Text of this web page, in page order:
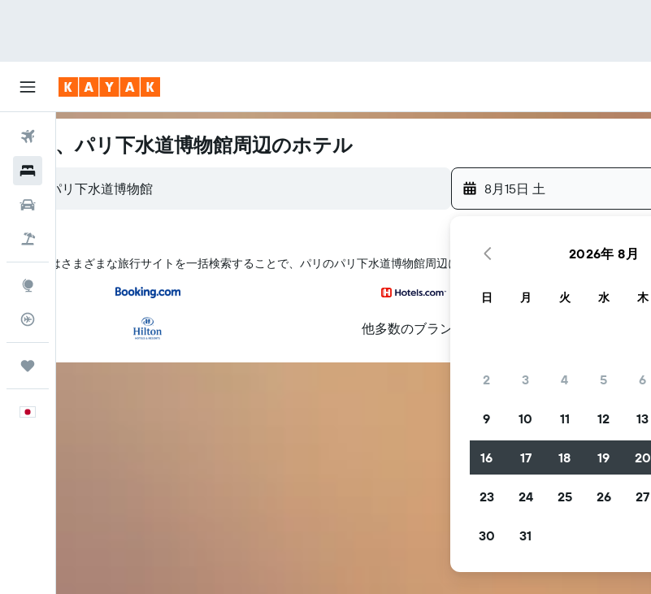
航空券
フライトトラッカー
Trips
パリ、パリ下水道博物館周辺のホテル
8月15日 土
KAYAK はさまざまな旅行サイトを一括検索することで、パリ​のパリ下水道博物館​周辺にあるホテル探しをお手伝いします
他多数のブランド
2026年 8月
日 月 火 水 木
2 3 4 5 6
9 10 11 12 13
16 17 18 19 20
23 24 25 26 27
30 31